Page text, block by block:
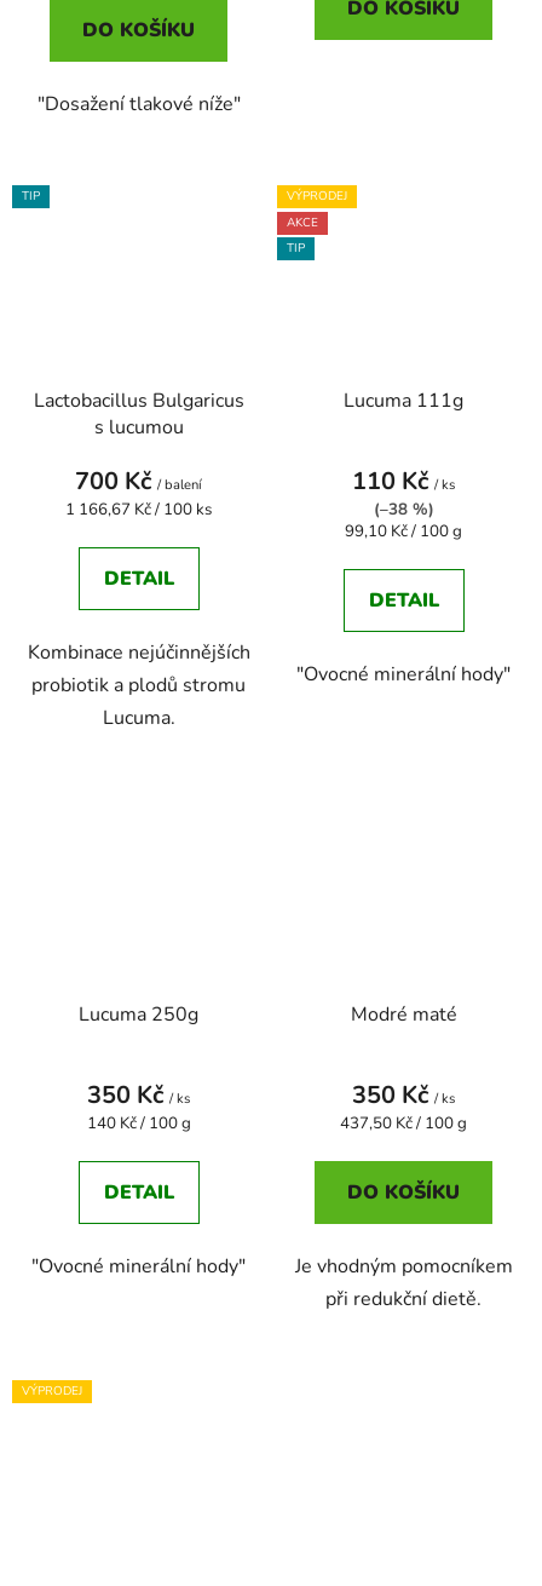
DO KOŠÍKU
"Dosažení tlakové níže"
DO KOŠÍKU
TIP
Lactobacillus Bulgaricus
s lucumou
700 Kč / balení
Měrná
1 166,67 Kč / 100 ks
DETAIL
Kombinace nejúčinnějších
probiotik a plodů stromu
Lucuma.
VÝPRODEJ
AKCE
TIP
Lucuma 111g
110 Kč / ks
(–38 %)
Měrná
99,10 Kč / 100 g
DETAIL
"Ovocné minerální hody"
Lucuma 250g
350 Kč / ks
Měrná
140 Kč / 100 g
DETAIL
"Ovocné minerální hody"
Modré maté
350 Kč / ks
Měrná
437,50 Kč / 100 g
DO KOŠÍKU
Je vhodným pomocníkem
při redukční dietě.
VÝPRODEJ